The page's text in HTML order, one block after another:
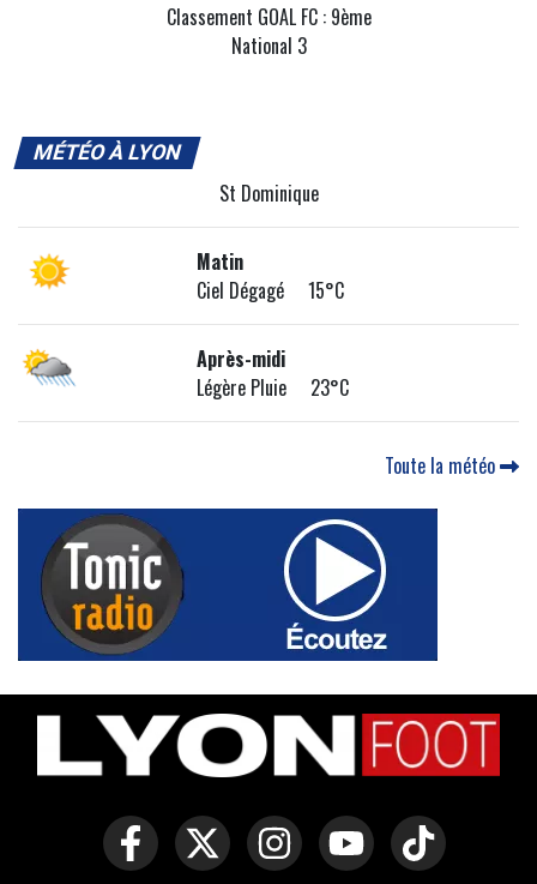
Classement GOAL FC : 9ème
National 3
MÉTÉO À LYON
St Dominique
Matin
Ciel Dégagé 15°C
Après-midi
Légère Pluie 23°C
Toute la météo